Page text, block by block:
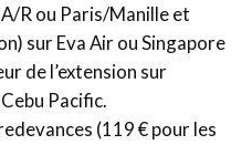
R ou Paris/Manille et
sur Eva Air ou Singapore
de l’extension sur
Pacific.
(119 € pour les